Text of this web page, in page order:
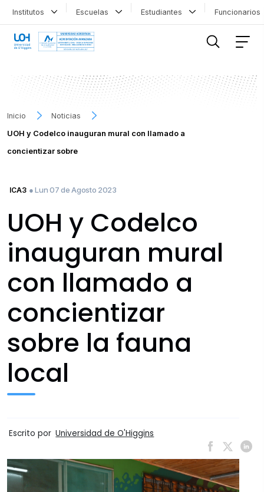
Institutos Escuelas Estudiantes
Inicio
Noticias
UOH y Codelco inauguran mural con llamado a
concientizar sobre
ICA3 ● Lun 07 de Agosto 2023
UOH y Codelco
inauguran mural
con llamado a
concientizar
sobre la fauna
local
Escrito por Universidad de O'Higgins